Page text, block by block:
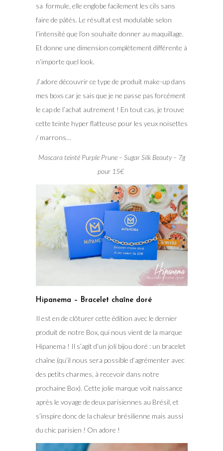
sa formule, elle englobe facilement les cils sans
faire de pâtés. Le résultat est modulable selon
l’intensité que l’on souhaite donner au maquillage.
Et donne une dimension complètement différente à
n’importe quel look.
J’adore découvrir ce type de produit make-up dans
mes boxs car je sais que je ne passe pas forcément
le cap de l’achat autrement ! En tout cas, je trouve
cette teinte hyper flatteuse pour les yeux noisettes
/ marrons…
Mascara teinté Purple Prune – Sugar Silk Beauty – 7g
pour 15€
Hipanema – Bracelet chaîne doré
Il est en de clôturer cette édition avec le dernier
produit de notre Box, qui nous vient de la marque
Hipanema ! Il s’agit d’un joli bijou doré : un bracelet
chaîne (qu’il nous sera possible d’agrémenter avec
des petits charmes, à recevoir dans notre
prochaine Box). Cette jolie marque voit naissance
après le voyage de deux parisiennes au Brésil, et
s’inspire donc de la chaleur brésilienne mais aussi
du chic parisien ! On adore !